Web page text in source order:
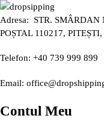
Adresa: STR. SMÂRDAN
POȘTAL 110217,
Telefon: +40 739 999 899
Email:
Contul Meu